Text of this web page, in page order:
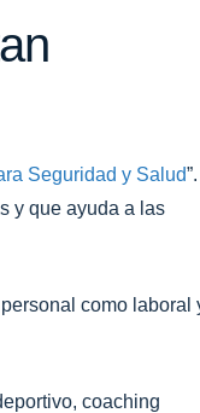
Seguridad y Salud
y que ayuda a las
como laboral
coaching